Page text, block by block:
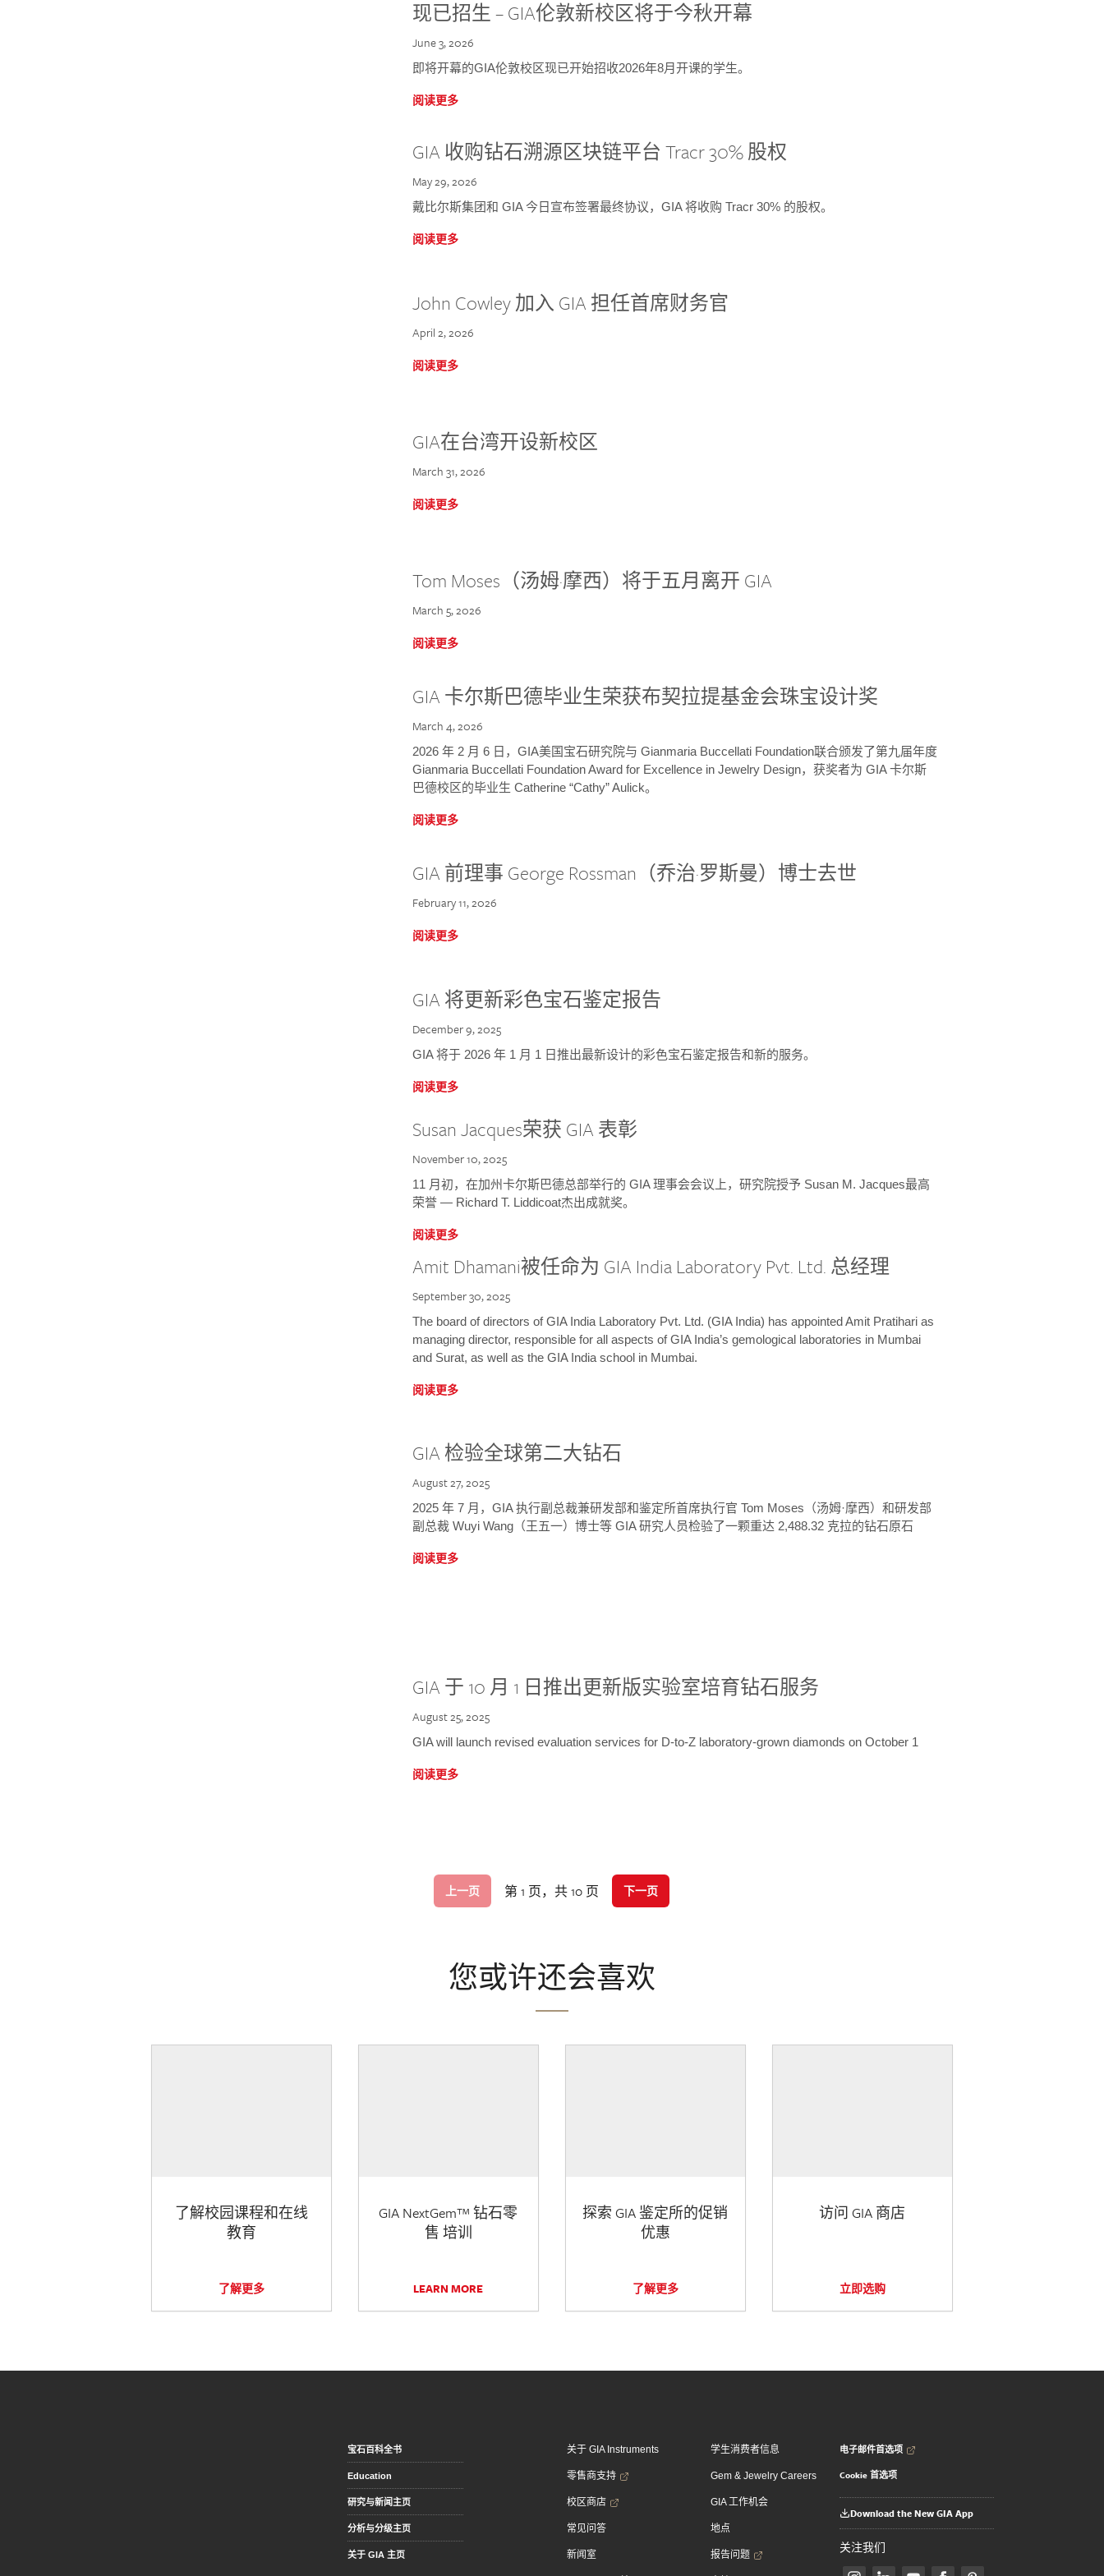
现已招生 – GIA伦敦新校区将于今秋开幕
June 3, 2026
即将开幕的GIA伦敦校区现已开始招收2026年8月开课的学生。
阅读更多
GIA 收购钻石溯源区块链平台 Tracr 30% 股权
May 29, 2026
戴比尔斯集团和 GIA 今日宣布签署最终协议，GIA 将收购 Tracr 30% 的股权。
阅读更多
John Cowley 加入 GIA 担任首席财务官
April 2, 2026
阅读更多
GIA在台湾开设新校区
March 31, 2026
阅读更多
Tom Moses（汤姆·摩西）将于五月离开 GIA
March 5, 2026
阅读更多
GIA 卡尔斯巴德毕业生荣获布契拉提基金会珠宝设计奖
March 4, 2026
2026 年 2 月 6 日，GIA美国宝石研究院与 Gianmaria Buccellati Foundation联合颁发了第九届年度
Gianmaria Buccellati Foundation Award for Excellence in Jewelry Design，获奖者为 GIA 卡尔斯
巴德校区的毕业生 Catherine “Cathy” Aulick。
阅读更多
GIA 前理事 George Rossman（乔治·罗斯曼）博士去世
February 11, 2026
阅读更多
GIA 将更新彩色宝石鉴定报告
December 9, 2025
GIA 将于 2026 年 1 月 1 日推出最新设计的彩色宝石鉴定报告和新的服务。
阅读更多
Susan Jacques荣获 GIA 表彰
November 10, 2025
11 月初，在加州卡尔斯巴德总部举行的 GIA 理事会会议上，研究院授予 Susan M. Jacques最高
荣誉 — Richard T. Liddicoat杰出成就奖。
阅读更多
Amit Dhamani被任命为 GIA India Laboratory Pvt. Ltd. 总经理
September 30, 2025
The board of directors of GIA India Laboratory Pvt. Ltd. (GIA India) has appointed Amit Pratihari as
managing director, responsible for all aspects of GIA India’s gemological laboratories in Mumbai
and Surat, as well as the GIA India school in Mumbai.
阅读更多
GIA 检验全球第二大钻石
August 27, 2025
2025 年 7 月，GIA 执行副总裁兼研发部和鉴定所首席执行官 Tom Moses（汤姆·摩西）和研发部
副总裁 Wuyi Wang（王五一）博士等 GIA 研究人员检验了一颗重达 2,488.32 克拉的钻石原石
阅读更多
GIA 于 10 月 1 日推出更新版实验室培育钻石服务
August 25, 2025
GIA will launch revised evaluation services for D-to-Z laboratory-grown diamonds on October 1
阅读更多
上一页 第 1 页，共 10 页 下一页
您或许还会喜欢
了解校园课程和在线
教育
了解更多
GIA NextGem™ 钻石零
售 培训
LEARN MORE
探索 GIA 鉴定所的促销
优惠
了解更多
访问 GIA 商店
立即选购
宝石百科全书
Education
研究与新闻主页
分析与分级主页
关于 GIA 主页
关于 GIA Instruments
零售商支持
校区商店
常见问答
新闻室
学生消费者信息
Gem & Jewelry Careers
GIA 工作机会
地点
报告问题
电子邮件首选项
Cookie 首选项
Download the New GIA App
关注我们